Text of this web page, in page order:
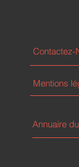
Contactez-
Mentions
Annuaire